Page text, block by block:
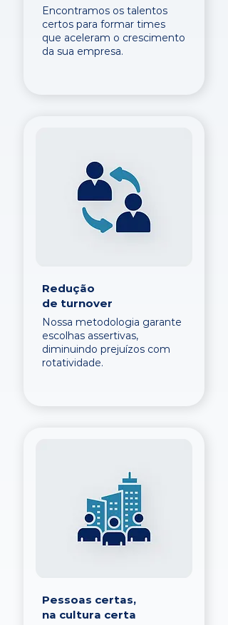
Encontramos os talentos
certos para formar times
que aceleram o crescimento
da sua empresa.
Redução
de turnover
Nossa metodologia garante
escolhas assertivas,
diminuindo prejuízos com
rotatividade.
Pessoas certas,
na cultura certa